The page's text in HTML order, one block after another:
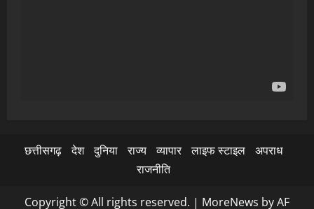
छत्तीसगढ़ देश दुनिया राज्य व्यापार लाइफ स्टाइल
अपराध
राजनीति
Copyright © All rights reserved. | MoreNews by AF